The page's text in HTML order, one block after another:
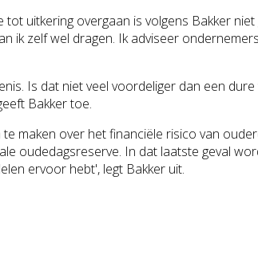
uitkering overgaan is volgens Bakker
ik zelf wel dragen. Ik adviseer
Is dat niet veel voordeliger dan een dure
Bakker toe.
maken over het financiële risico van
oudedagsreserve. In dat laatste geval
ervoor hebt', legt Bakker uit.